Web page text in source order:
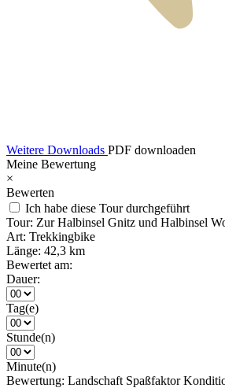
Weitere Downloads PDF downloaden
Meine Bewertung
×
Bewerten
Ich habe diese Tour durchgeführt
Tour: Zur Halbinsel Gnitz und Halbinsel
Art: Trekkingbike
Länge: 42,3 km
Bewertet am:
Dauer:
Tag(e)
Stunde(n)
Minute(n)
Bewertung: Landschaft Spaßfaktor